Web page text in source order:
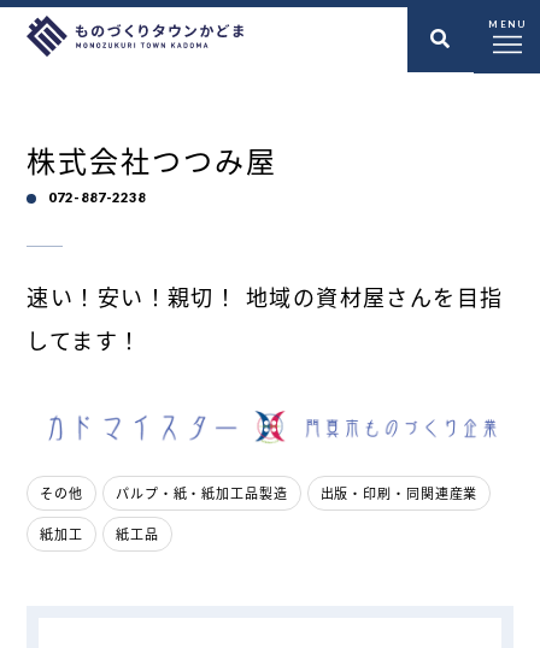
MENU
株式会社つつみ屋
072-887-2238
速い！安い！親切！ 地域の資材屋さんを目指
してます！
その他 パルプ・紙・紙加工品製造 出版・印刷・同関連産業
紙加工 紙工品